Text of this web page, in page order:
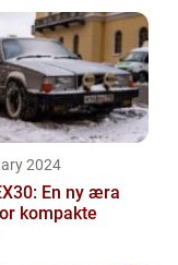
2024
En ny æra
kompakte